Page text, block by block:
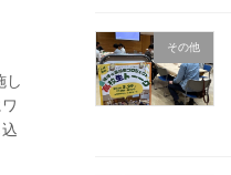
し
その他